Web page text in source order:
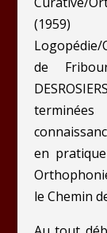
de
en
le Chemin